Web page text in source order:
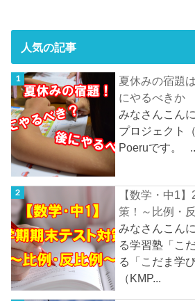
人気の記事
夏休みの宿題
にやるべきか
みなさんこん
プロジェクト
Poeruです。
【数学・中1
策！～比例・
みなさんこん
る学習塾「こ
る「こだま学
（KMP...